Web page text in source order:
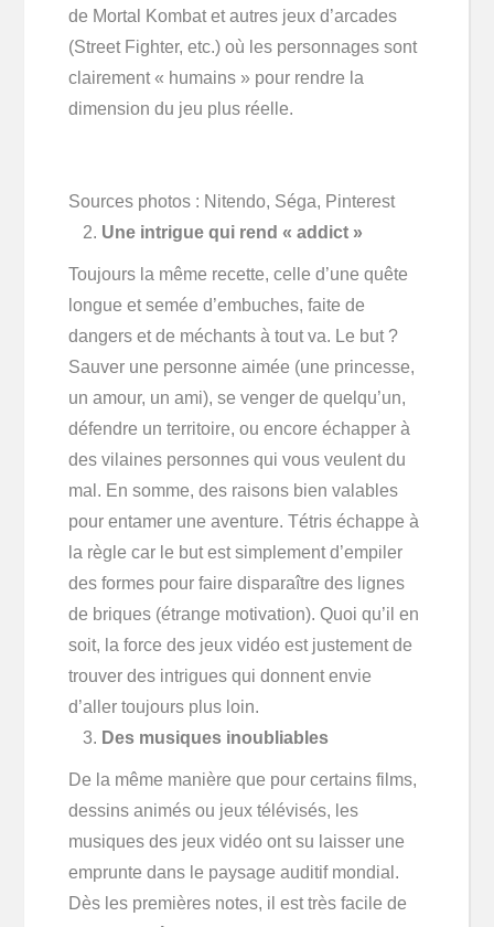
de Mortal Kombat et autres jeux d’arcades
(Street Fighter, etc.) où les personnages sont
clairement « humains » pour rendre la
dimension du jeu plus réelle.
Sources photos : Nitendo, Séga, Pinterest
Une intrigue qui rend « addict »
Toujours la même recette, celle d’une quête
longue et semée d’embuches, faite de
dangers et de méchants à tout va. Le but ?
Sauver une personne aimée (une princesse,
un amour, un ami), se venger de quelqu’un,
défendre un territoire, ou encore échapper à
des vilaines personnes qui vous veulent du
mal. En somme, des raisons bien valables
pour entamer une aventure. Tétris échappe à
la règle car le but est simplement d’empiler
des formes pour faire disparaître des lignes
de briques (étrange motivation). Quoi qu’il en
soit, la force des jeux vidéo est justement de
trouver des intrigues qui donnent envie
d’aller toujours plus loin.
Des musiques inoubliables
De la même manière que pour certains films,
dessins animés ou jeux télévisés, les
musiques des jeux vidéo ont su laisser une
emprunte dans le paysage auditif mondial.
Dès les premières notes, il est très facile de